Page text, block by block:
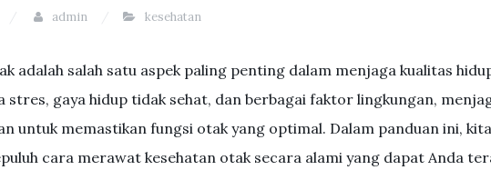
admin kesehatan
adalah salah satu aspek paling penting dalam menjaga kualitas
stres, gaya hidup tidak sehat, dan berbagai faktor lingkungan,
untuk memastikan fungsi otak yang optimal. Dalam panduan ini,
cara merawat kesehatan otak secara alami yang dapat Anda